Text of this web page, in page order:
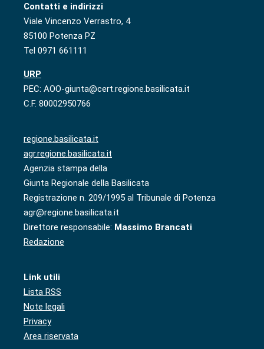
Contatti e indirizzi
Viale Vincenzo Verrastro, 4
85100 Potenza PZ
Tel 0971 661111
URP
PEC: AOO-giunta@cert.regione.basilicata.it
C.F. 80002950766
regione.basilicata.it
agr.regione.basilicata.it
Agenzia stampa della
Giunta Regionale della Basilicata
Registrazione n. 209/1995 al Tribunale di Potenza
agr@regione.basilicata.it
Direttore responsabile: Massimo Brancati
Redazione
Link utili
Lista RSS
Note legali
Privacy
Area riservata